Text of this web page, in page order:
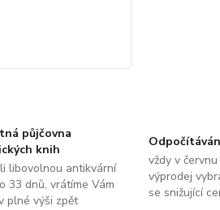
půjčovna
knih
libovolnou antikvární
33 dnů, vrátíme Vám
plné výši zpět
vždy v
výprodej
se snižující